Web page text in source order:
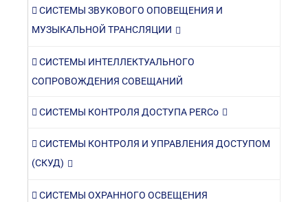
СИСТЕМЫ ЗВУКОВОГО ОПОВЕЩЕНИЯ И
МУЗЫКАЛЬНОЙ ТРАНСЛЯЦИИ
СИСТЕМЫ ИНТЕЛЛЕКТУАЛЬНОГО
СОПРОВОЖДЕНИЯ СОВЕЩАНИЙ
СИСТЕМЫ КОНТРОЛЯ ДОСТУПА PERCo
СИСТЕМЫ КОНТРОЛЯ И УПРАВЛЕНИЯ ДОСТУПОМ
(СКУД)
СИСТЕМЫ ОХРАННОГО ОСВЕЩЕНИЯ